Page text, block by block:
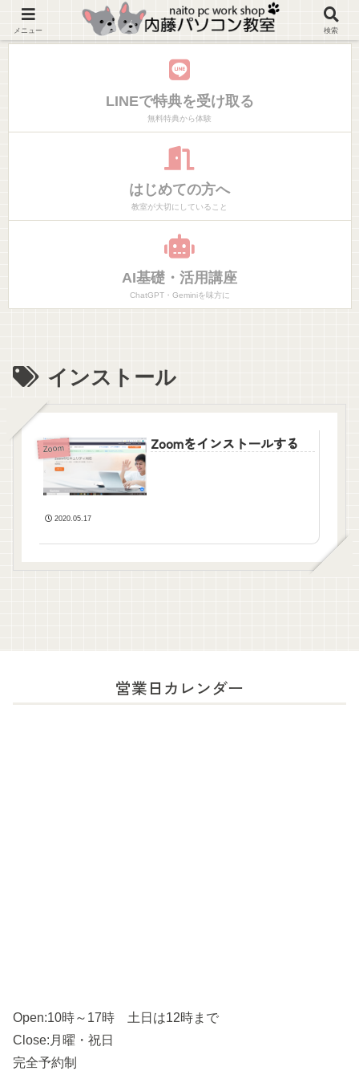
神奈川県大磯町マンツーマンでやりたいことだけ学べるパソコン教室
LINEで特典を受け取る
無料特典から体験
はじめての方へ
教室が大切にしていること
AI基礎・活用講座
ChatGPT・Geminiを味方に
インストール
Zoom Zoomをインストールする
2020.05.17
営業日カレンダー
Open:10時～17時 土日は12時まで
Close:月曜・祝日
完全予約制
メニュー 検索